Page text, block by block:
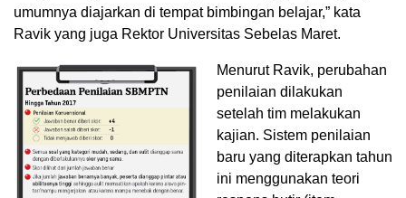
umumnya diajarkan di tempat bimbingan belajar,” kata
Ravik yang juga Rektor Universitas Sebelas Maret.
Menurut Ravik, perubahan
penilaian dilakukan
setelah tim melakukan
kajian. Sistem penilaian
baru yang diterapkan tahun
ini menggunakan teori